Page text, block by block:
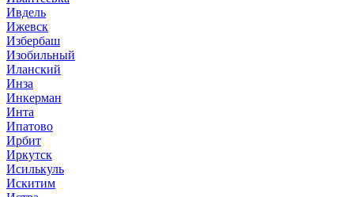
Ивдель
Ижевск
Избербаш
Изобильный
Иланский
Инза
Инкерман
Инта
Ипатово
Ирбит
Иркутск
Исилькуль
Искитим